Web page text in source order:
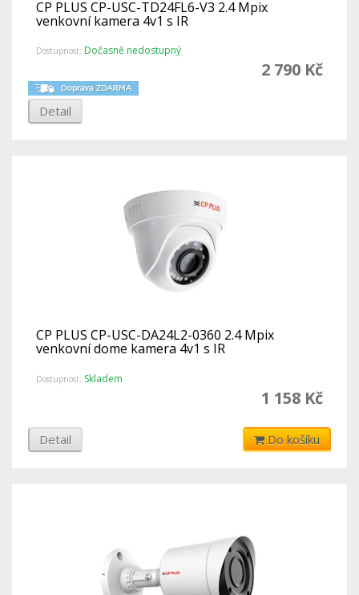
CP PLUS CP-USC-TD24FL6-V3 2.4 Mpix
venkovní kamera 4v1 s IR
Dostupnost: Dočasně nedostupný
2 790 Kč
Detail
CP PLUS CP-USC-DA24L2-0360 2.4 Mpix
venkovní dome kamera 4v1 s IR
Dostupnost: Skladem
1 158 Kč
Detail Do košíku